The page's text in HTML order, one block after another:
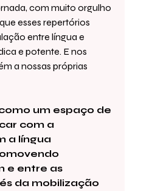
com muito orgulho
esses repertórios
entre língua e
e potente. E nos
a nossas próprias
um espaço de
com a
a língua
e entre as
da mobilização